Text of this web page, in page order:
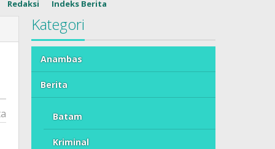
Redaksi Indeks Berita
Kategori
Anambas
Berita
Batam
Kriminal